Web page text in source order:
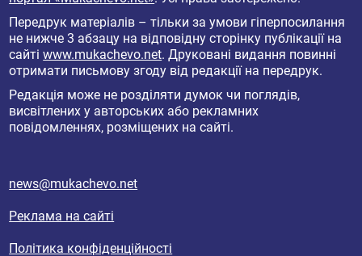
Передрук матеріалів – тільки за умови гіперпосилання
не нижче 3 абзацу на відповідну сторінку публікації на
сайтіwww.mukachevo.net. Друковані видання повинні
отримати письмову згоду від редакції на передрук.
Редакція може не розділяти думок чи поглядів,
висвітлених у авторських або рекламних
повідомленнях, розміщених на сайті.
news@mukachevo.net
Реклама на сайті
Політика конфіденційності